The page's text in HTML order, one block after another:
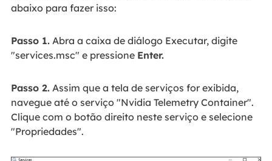
abaixo para fazer isso:
Passo 1.Abra a caixa de diálogo Executar, digite
"services.msc" e pressione Enter.
Passo 2.Assim que a tela de serviços for exibida,
navegue até o serviço "Nvidia Telemetry Container".
Clique com o botão direito neste serviço e selecione
"Propriedades".